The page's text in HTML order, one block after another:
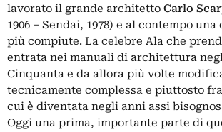
lavorato il grande architetto Carlo
1906 – Sendai, 1978) e al contempo
più compiute. La celebre Ala che
entrata nei manuali di architettura
Cinquanta e da allora più volte
tecnicamente complessa e piuttosto
cui è diventata negli anni assi
Oggi una prima, importante parte di